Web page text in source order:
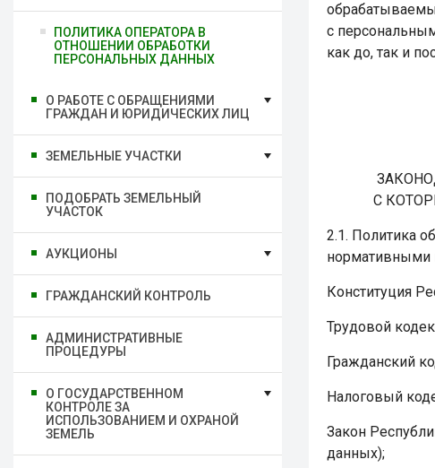
ПОЛИТИКА ОПЕРАТОРА В
ОТНОШЕНИИ ОБРАБОТКИ
ПЕРСОНАЛЬНЫХ ДАННЫХ
О РАБОТЕ С ОБРАЩЕНИЯМИ
ГРАЖДАН И ЮРИДИЧЕСКИХ ЛИЦ
ЗЕМЕЛЬНЫЕ УЧАСТКИ
ПОДОБРАТЬ ЗЕМЕЛЬНЫЙ
УЧАСТОК
АУКЦИОНЫ
ГРАЖДАНСКИЙ КОНТРОЛЬ
АДМИНИСТРАТИВНЫЕ
ПРОЦЕДУРЫ
О ГОСУДАРСТВЕННОМ
КОНТРОЛЕ ЗА
ИСПОЛЬЗОВАНИЕМ И ОХРАНОЙ
ЗЕМЕЛЬ
с
как до, так и
С
2.1. Политика
нормативными
Конституция
Трудовой
Гражданский
Налоговый
Закон
данных);